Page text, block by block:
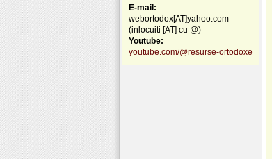
E-mail:
webortodox[AT]yahoo.com
(inlocuiti [AT] cu @)
Youtube:
youtube.com/@resurse-ortodoxe